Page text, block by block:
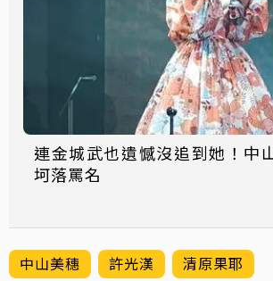
連金城武也遺憾沒追到她！中
坷落罵名
中山美穗 許光漢 清原果耶